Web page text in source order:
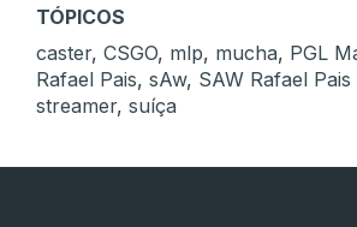
TÓPICOS
caster, CSGO, mlp, mucha, PGL
Rafael Pais, sAw, SAW Rafael Pais
streamer, suíça